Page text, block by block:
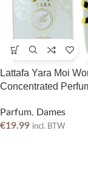
Lattafa Yara Moi
Concentrated
Parfum, Dames
€19.99 incl. BTW